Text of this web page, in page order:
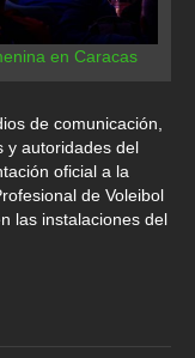
en Caracas
de comunicación,
y autoridades del
oficial a la
de Voleibol
las instalaciones del